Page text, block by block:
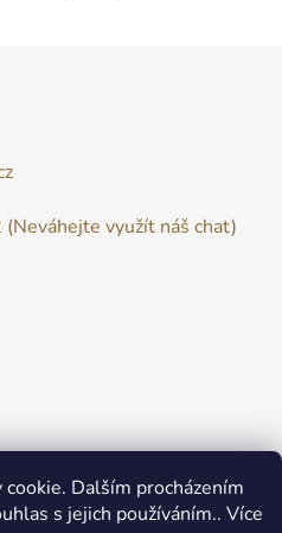
Dalším procházením
s jejich používáním.. Více
využít náš chat)